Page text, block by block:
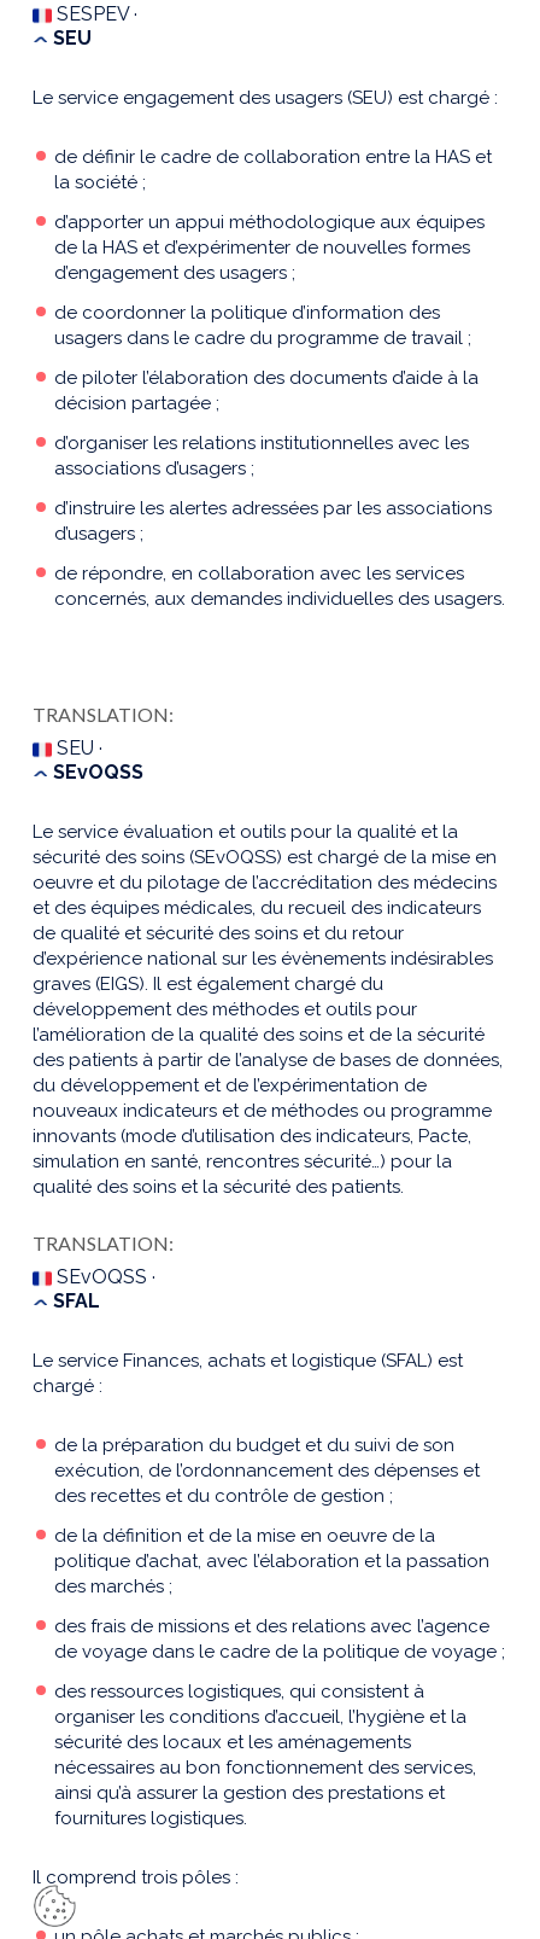
SESPEV ·
SEU
Le service engagement des usagers (SEU) est chargé :
de définir le cadre de collaboration entre la HAS et
la société ;
d’apporter un appui méthodologique aux équipes
de la HAS et d’expérimenter de nouvelles formes
d’engagement des usagers ;
de coordonner la politique d’information des
usagers dans le cadre du programme de travail ;
de piloter l’élaboration des documents d’aide à la
décision partagée ;
d’organiser les relations institutionnelles avec les
associations d’usagers ;
d’instruire les alertes adressées par les associations
d’usagers ;
de répondre, en collaboration avec les services
concernés, aux demandes individuelles des usagers.
TRANSLATION:
SEU ·
SEvOQSS
Le service évaluation et outils pour la qualité et la
sécurité des soins (SEvOQSS) est chargé de la mise en
oeuvre et du pilotage de l’accréditation des médecins
et des équipes médicales, du recueil des indicateurs
de qualité et sécurité des soins et du retour
d’expérience national sur les évènements indésirables
graves (EIGS). Il est également chargé du
développement des méthodes et outils pour
l’amélioration de la qualité des soins et de la sécurité
des patients à partir de l’analyse de bases de données,
du développement et de l’expérimentation de
nouveaux indicateurs et de méthodes ou programme
innovants (mode d’utilisation des indicateurs, Pacte,
simulation en santé, rencontres sécurité…) pour la
qualité des soins et la sécurité des patients.
TRANSLATION:
SEvOQSS ·
SFAL
Le service Finances, achats et logistique (SFAL) est
chargé :
de la préparation du budget et du suivi de son
exécution, de l’ordonnancement des dépenses et
des recettes et du contrôle de gestion ;
de la définition et de la mise en oeuvre de la
politique d’achat, avec l’élaboration et la passation
des marchés ;
des frais de missions et des relations avec l’agence
de voyage dans le cadre de la politique de voyage ;
des ressources logistiques, qui consistent à
organiser les conditions d’accueil, l’hygiène et la
sécurité des locaux et les aménagements
nécessaires au bon fonctionnement des services,
ainsi qu’à assurer la gestion des prestations et
fournitures logistiques.
Il comprend trois pôles :